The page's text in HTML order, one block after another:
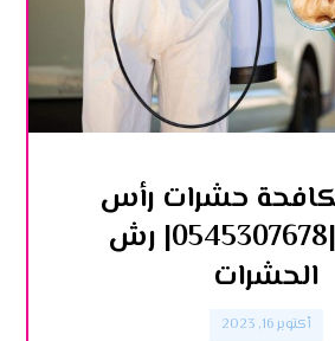
حشرات رأس
الخيمة |0545307678| رش
الحشرات
أكتوبر 16, 2023